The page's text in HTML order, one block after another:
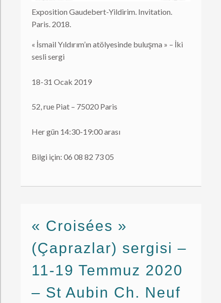
Exposition Gaudebert-Yildirim. Invitation.
Paris. 2018.
« İsmail Yıldırım’ın atölyesinde buluşma » – İki
sesli sergi
18-31 Ocak 2019
52, rue Piat – 75020 Paris
Her gün 14:30-19:00 arası
Bilgi için: 06 08 82 73 05
« Croisées »
(Çaprazlar) sergisi –
11-19 Temmuz 2020
– St Aubin Ch. Neuf